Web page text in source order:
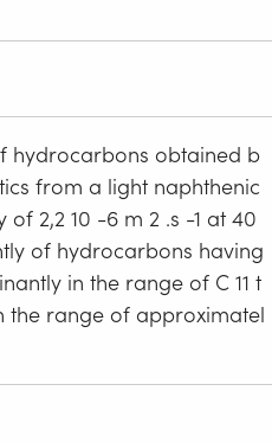
hydrocarbons obtained b
from a light naphthenic
2,2 10 -6 m 2 .s -1 at 40
of hydrocarbons having
in the range of C 11 t
the range of approximatel